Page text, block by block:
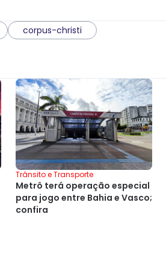
corpus-christi
Trânsito e Transporte
Metrô terá operação especial
para jogo entre Bahia e Vasco;
confira